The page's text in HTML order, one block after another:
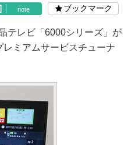
note ブックマーク
テレビ「6000シリーズ」が
ミアムサービスチューナ